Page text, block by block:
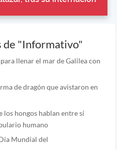
de "Informativo"
llenar el mar de Galilea con
de dragón que avistaron en
los hongos hablan entre sí
humano
Mundial del